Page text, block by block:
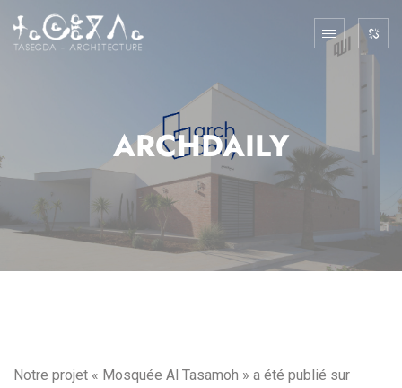
ARCHDAILY
Notre projet « Mosquée Al Tasamoh » a été publié sur